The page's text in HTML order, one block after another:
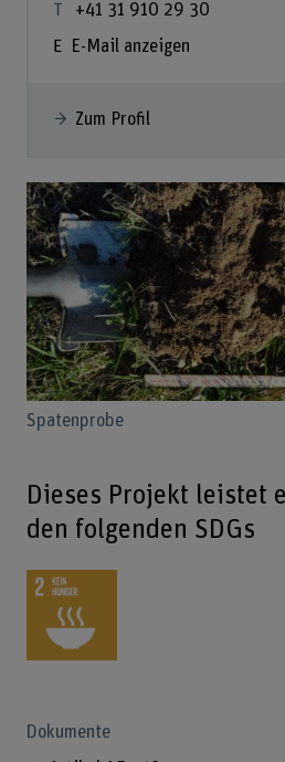
+41 31 910 29 30
E-Mail anzeigen
Zum Profil
Spatenprobe
Dieses Projekt leistet
den folgenden SDGs
Dokumente